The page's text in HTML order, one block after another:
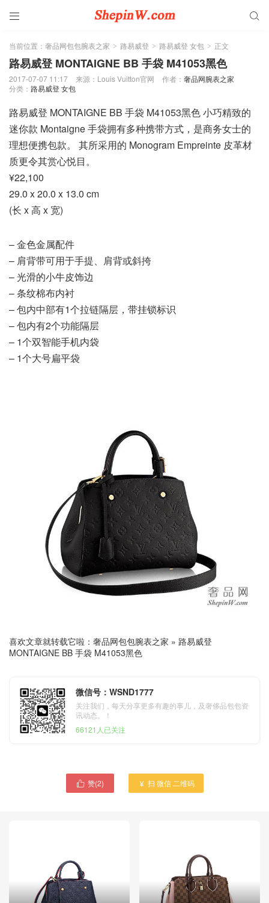
 
当前位置： 奢品网包包腕表之家 > 路易威登 > 路易威登 女包 > 正文
路易威登 MONTAIGNE BB 手袋 M41053黑色
2017-07-07 11:17 来源：Louis Vuitton官网 作者： 奢品网腕表之家
分类： 路易威登 女包
路易威登 MONTAIGNE BB 手袋 M41053黑色 小巧精致的
迷你款 Montaigne 手袋拥有多种携带方式，是商务女士的
理想便携包款。 其所采用的 Monogram Empreinte 皮革材
质更令其赏心悦目。
¥22,100
29.0 x 20.0 x 13.0 cm
(长 x 高 x 宽)
– 金色金属配件
– 肩背带可用于手提、肩背或斜挎
– 光滑的小牛皮饰边
– 条纹棉布内衬
– 包内中部有1个拉链隔层，带挂锁标识
– 包内有2个功能隔层
– 1个双智能手机内袋
– 1个大号扁平袋
喜欢文章就转载它啦： 奢品网包包腕表之家 » 路易威登
MONTAIGNE BB 手袋 M41053黑色
微信号：WSND1777
关注我们，每天分享更多有趣的事儿，及奢侈品包包资
讯动态。！
66121人已关注
 赞(2)  扫 微信 二维码